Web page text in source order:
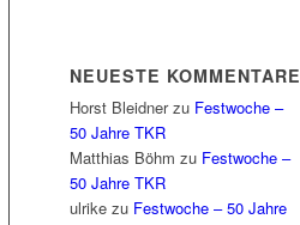
NEUESTE KOMMENTARE
Horst Bleidnerzu Festwoche –
50 Jahre TKR
Matthias Böhm zu Festwoche –
50 Jahre TKR
ulrike zu Festwoche – 50 Jahre